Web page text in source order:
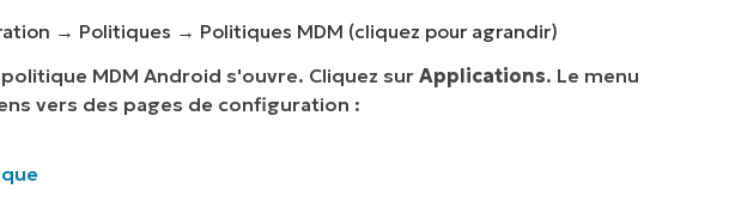
→ Politiques → Politiques MDM (cliquez pour agrandir)
MDM Android s'ouvre. Cliquez sur Applications. Le menu
vers des pages de configuration :